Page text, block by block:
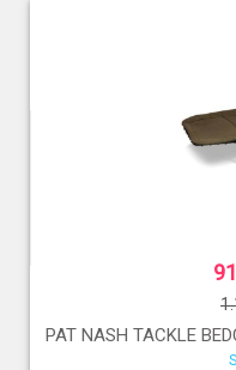
PAT NASH TACKLE